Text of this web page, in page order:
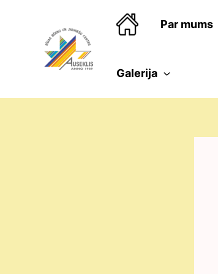
Par mums
Galerija